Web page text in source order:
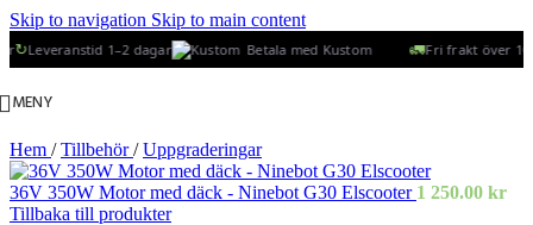
Skip to navigation Skip to main content
Leveranstid 1–2 dagar Betala med Kustom Fri frakt över
MENY
Hem / Tillbehör/ Uppgraderingar
36V 350W Motor med däck - Ninebot G30 Elscooter 1 250.00 kr
Tillbaka till produkter